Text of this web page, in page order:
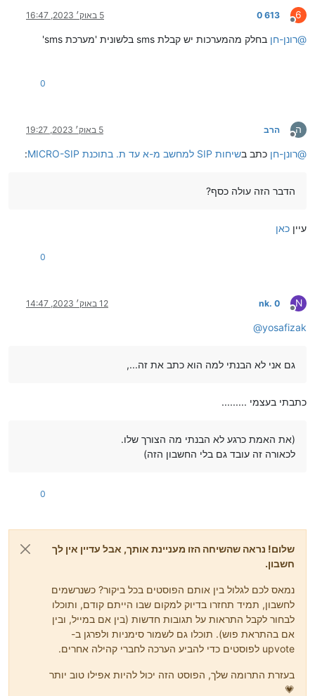
6
מנותק
613 0 5 באוק׳ 2023, 16:47
@רונן-חן בחלק מהמערכות יש קבלת sms בלשונית 'מערכת sms'
0
ה
מנותק
הרב 5 באוק׳ 2023, 19:27
@רונן-חן כתב בשיחות SIP למחשב מ-א עד ת. בתוכנת MICRO-SIP :
הדבר הזה עולה כסף?
עיין כאן
0
N
מנותק
nk. 0 12 באוק׳ 2023, 14:47
@yosafizak
גם אני לא הבנתי למה הוא כתב את זה...,
כתבתי בעצמי .........
(את האמת כרגע לא הבנתי מה הצורך שלו.
לכאורה זה עובד גם בלי החשבון הזה)
0
שלום! נראה שהשיחה הזו מעניינת אותך, אבל עדיין אין לך
חשבון.
נמאס לכם לגלול בין אותם הפוסטים בכל ביקור? כשנרשמים
לחשבון, תמיד תחזרו בדיוק למקום שבו הייתם קודם, ותוכלו
לבחור לקבל התראות על תגובות חדשות (בין אם במייל, ובין
אם בהתראת פוש). תוכלו גם לשמור סימניות ולפרגן ב-
upvote לפוסטים כדי להביע הערכה לחברי קהילה אחרים.
בעזרת התרומה שלך, הפוסט הזה יכול להיות אפילו טוב יותר
💗